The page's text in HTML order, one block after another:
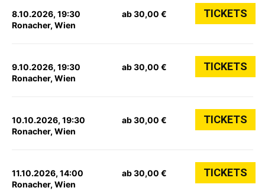
8.10.2026, 19:30
Ronacher, Wien
ab 30,00 € TICKETS
9.10.2026, 19:30
Ronacher, Wien
ab 30,00 € TICKETS
10.10.2026, 19:30
Ronacher, Wien
ab 30,00 € TICKETS
11.10.2026, 14:00
Ronacher, Wien
ab 30,00 € TICKETS